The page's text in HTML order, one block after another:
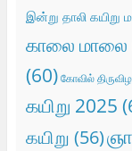
இன்று தாலி கயிறு
காலை மாலை
(60) கோவில்
கயிறு 2025
கயிறு (56)